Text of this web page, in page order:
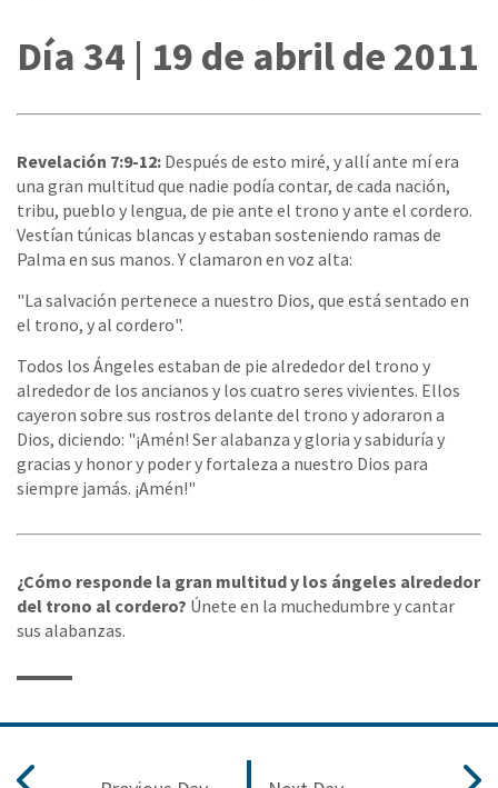
Día 34 | 19 de abril de 2011
Revelación 7:9-12: Después de esto miré, y allí ante mí era
una gran multitud que nadie podía contar, de cada nación,
tribu, pueblo y lengua, de pie ante el trono y ante el cordero.
Vestían túnicas blancas y estaban sosteniendo ramas de
Palma en sus manos. Y clamaron en voz alta:
"La salvación pertenece a nuestro Dios, que está sentado en
el trono, y al cordero".
Todos los Ángeles estaban de pie alrededor del trono y
alrededor de los ancianos y los cuatro seres vivientes. Ellos
cayeron sobre sus rostros delante del trono y adoraron a
Dios, diciendo: "¡Amén! Ser alabanza y gloria y sabiduría y
gracias y honor y poder y fortaleza a nuestro Dios para
siempre jamás. ¡Amén!"
¿Cómo responde la gran multitud y los ángeles alrededor
del trono al cordero? Únete en la muchedumbre y cantar
sus alabanzas.